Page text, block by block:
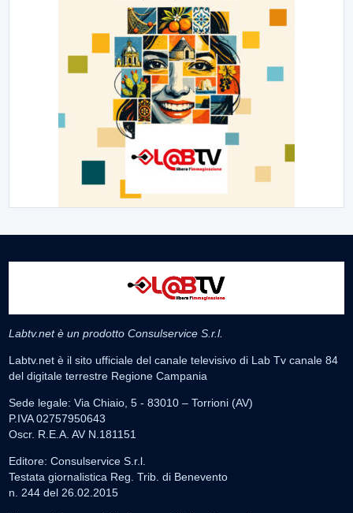
Labtv.net è un prodotto Consulservice S.r.l.
Labtv.net è il sito ufficiale del canale televisivo di Lab Tv canale 84
del digitale terrestre Regione Campania
Sede legale: Via Chiaio, 5 - 83010 – Torrioni (AV)
P.IVA 02757950643
Oscr. R.E.A. AV N.181151
Editore: Consulservice S.r.l.
Testata giornalistica Reg. Trib. di Benevento
n. 244 del 26.02.2015